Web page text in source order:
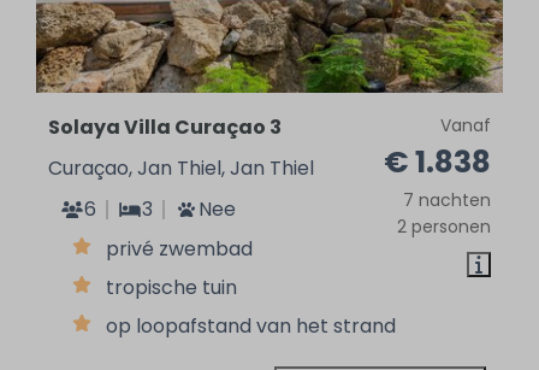
Vanaf
€ 1.838
7 nachten
2 personen
Solaya Villa Curaçao 3
Curaçao, Jan Thiel, Jan Thiel
6
3
Nee
privé zwembad
tropische tuin
op loopafstand van het strand